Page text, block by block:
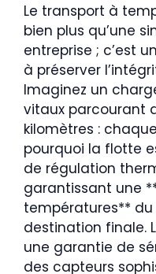
Le transport à
bien plus qu’une
entreprise ; c’est
à préserver
Imaginez un
vitaux parcourant
kilomètres :
pourquoi la flotte
de régulation
garantissant une
températures** du
destination finale.
une garantie de
des capteurs